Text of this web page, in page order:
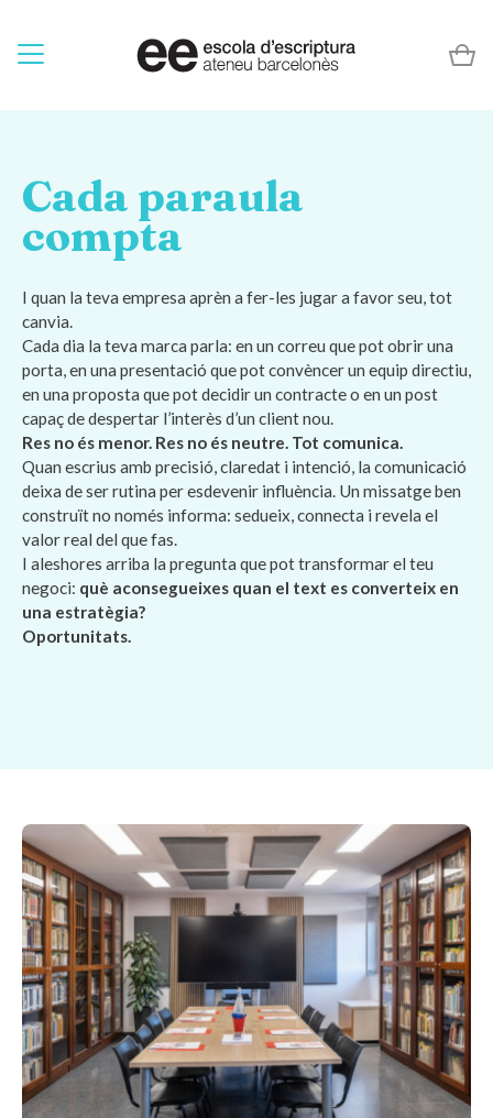
Cada paraula
compta
I quan la teva empresa aprèn a fer-les jugar a favor seu, tot
canvia.
Cada dia la teva marca parla: en un correu que pot obrir una
porta, en una presentació que pot convèncer un equip directiu,
en una proposta que pot decidir un contracte o en un post
capaç de despertar l’interès d’un client nou.
Res no és menor. Res no és neutre. Tot comunica.
Quan escrius amb precisió, claredat i intenció, la comunicació
deixa de ser rutina per esdevenir influència. Un missatge ben
construït no només informa: sedueix, connecta i revela el
valor real del que fas.
I aleshores arriba la pregunta que pot transformar el teu
negoci: què aconsegueixes quan el text es converteix en
una estratègia?
Oportunitats.